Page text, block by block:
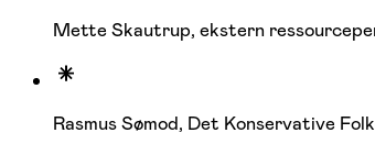
Mette Skautrup, ekstern
Rasmus Sømod, Det Konservative